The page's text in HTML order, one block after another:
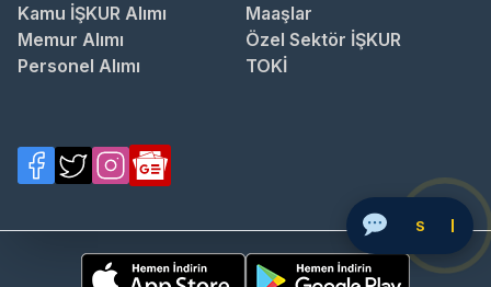
Kamu İŞKUR Alımı
Maaşlar
Memur Alımı
Özel Sektör İŞKUR
Personel Alımı
TOKİ
Soru